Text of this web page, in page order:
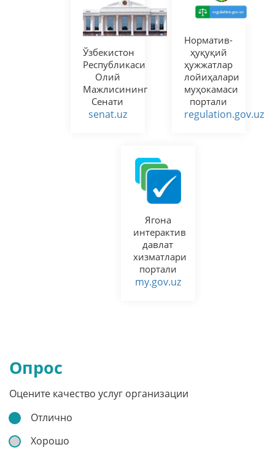
Ўзбекистон
Республикаси
Олий
Мажлисининг
Сенати
senat.uz
Норматив-
ҳуқуқий
ҳужжатлар
лойиҳалари
муҳокамаси
портали
regulation.gov.uz
Ягона
интерактив
давлат
хизматлари
портали
my.gov.uz
Опрос
Оцените качество услуг организации
Отлично
Хорошо